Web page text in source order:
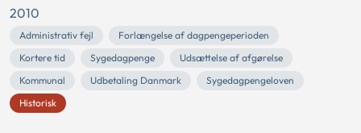
2010
Administrativ fejl
Forlængelse af dagpengeperioden
Kortere tid
Sygedagpenge
Udsættelse af afgørelse
Kommunal
Udbetaling Danmark
Sygedagpengeloven
Historisk